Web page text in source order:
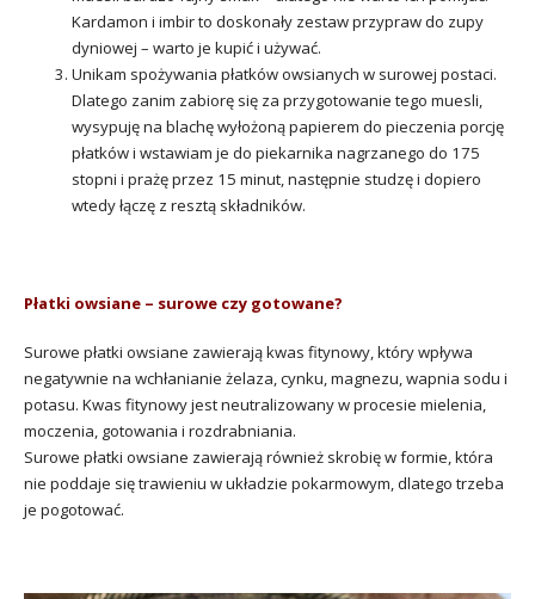
Kardamon i imbir to doskonały zestaw przypraw do zupy
dyniowej – warto je kupić i używać.
Unikam spożywania płatków owsianych w surowej postaci.
Dlatego zanim zabiorę się za przygotowanie tego muesli,
wysypuję na blachę wyłożoną papierem do pieczenia porcję
płatków i wstawiam je do piekarnika nagrzanego do 175
stopni i prażę przez 15 minut, następnie studzę i dopiero
wtedy łączę z resztą składników.
Płatki owsiane – surowe czy gotowane?
Surowe płatki owsiane zawierają kwas fitynowy, który wpływa
negatywnie na wchłanianie żelaza, cynku, magnezu, wapnia sodu i
potasu. Kwas fitynowy jest neutralizowany w procesie mielenia,
moczenia, gotowania i rozdrabniania.
Surowe płatki owsiane zawierają również skrobię w formie, która
nie poddaje się trawieniu w układzie pokarmowym, dlatego trzeba
je pogotować.